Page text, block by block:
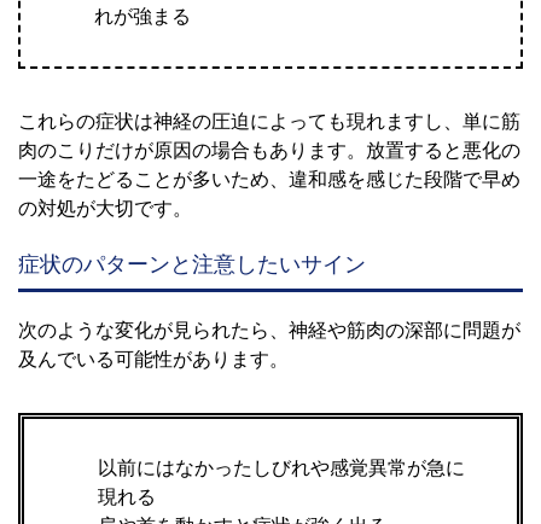
れが強まる
これらの症状は神経の圧迫によっても現れますし、単に筋
肉のこりだけが原因の場合もあります。放置すると悪化の
一途をたどることが多いため、違和感を感じた段階で早め
の対処が大切です。
症状のパターンと注意したいサイン
次のような変化が見られたら、神経や筋肉の深部に問題が
及んでいる可能性があります。
以前にはなかったしびれや感覚異常が急に
現れる